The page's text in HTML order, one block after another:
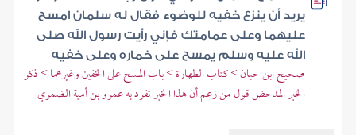
يريد أن ينزع خفيه للوضوء فقال له سلمان امسح
عليهما وعلى عمامتك فإني رأيت رسول الله صلى
الله عليه وسلم يمسح على خماره وعلى خفيه
صحيح ابن حبان > كتاب الطهارة > باب المسح على الخفين وغيرهما > ذكر
الخبر المدحض قول من زعم أن هذا الخبر تفرد به عمرو بن أمية الضمري